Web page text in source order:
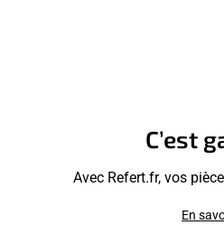
C’est
Avec Refert.fr, vos
En